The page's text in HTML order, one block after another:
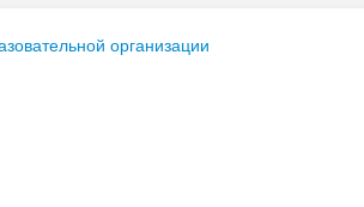
организации